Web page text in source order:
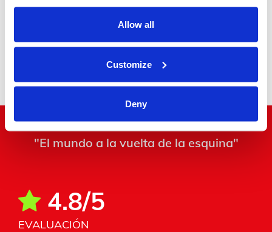
Allow all
Customize
Deny
Minibús
"El mundo a la vuelta de la esquina"
4.8/5
EVALUACIÓN